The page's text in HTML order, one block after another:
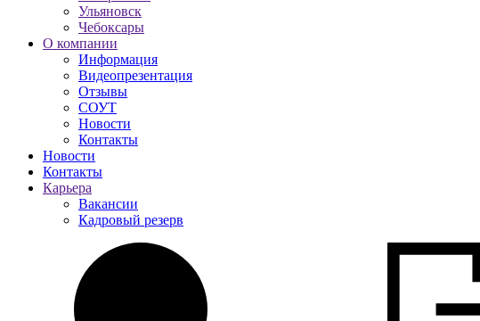
Ульяновск
Чебоксары
О компании
Информация
Видеопрезентация
Отзывы
СОУТ
Новости
Контакты
Новости
Контакты
Карьера
Вакансии
Кадровый резерв